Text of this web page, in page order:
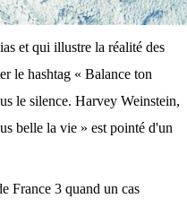
et qui illustre la réalité des
le hashtag « Balance ton
le silence. Harvey Weinstein,
belle la vie » est pointé d'un
France 3 quand un cas